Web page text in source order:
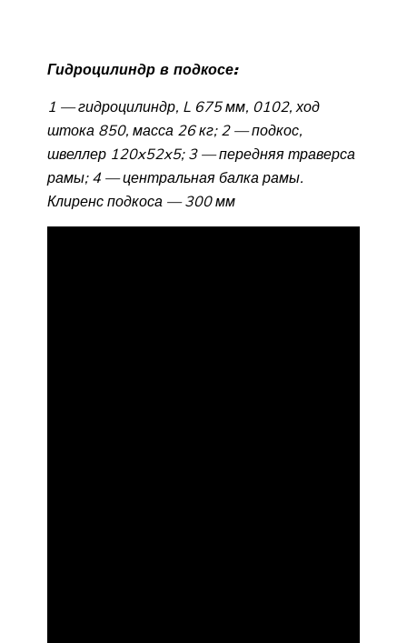
Гидроцилиндр в подкосе:
1 — гидроцилиндр, L 675 мм, 0102, ход
штока 850, масса 26 кг; 2 — подкос,
швеллер 120x52x5; 3 — передняя траверса
рамы; 4 — центральная балка рамы.
Клиренс подкоса — 300 мм